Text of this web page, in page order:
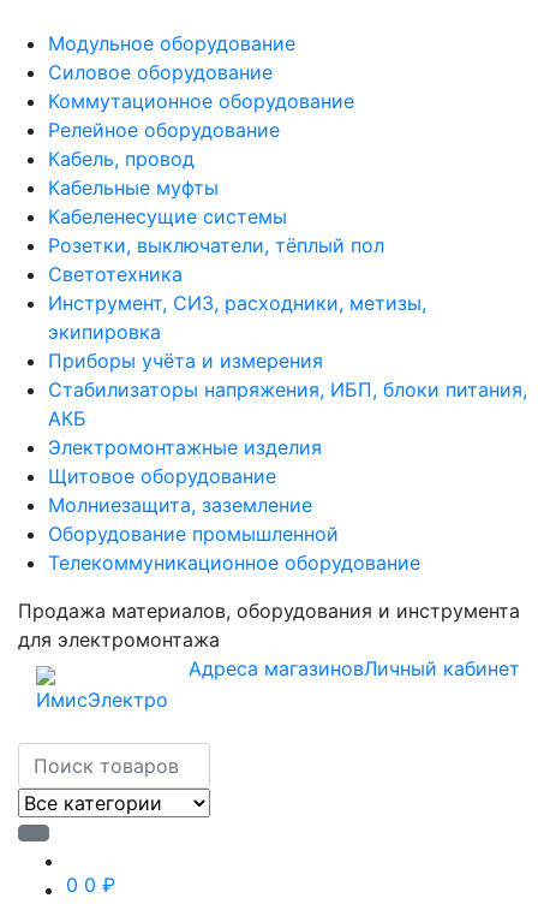
Модульное оборудование
Силовое оборудование
Коммутационное оборудование
Релейное оборудование
Кабель, провод
Кабельные муфты
Кабеленесущие системы
Розетки, выключатели, тёплый пол
Светотехника
Инструмент, СИЗ, расходники, метизы,
экипировка
Приборы учёта и измерения
Стабилизаторы напряжения, ИБП, блоки питания,
АКБ
Электромонтажные изделия
Щитовое оборудование
Молниезащита, заземление
Оборудование промышленной
Телекоммуникационное оборудование
Продажа материалов, оборудования и инструмента
для электромонтажа
Адреса магазиновЛичный кабинет
0 0 ₽